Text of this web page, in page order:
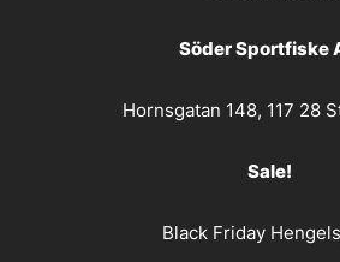
Söder Sportfiske
Hornsgatan 148, 117 28
Sale!
Black Friday